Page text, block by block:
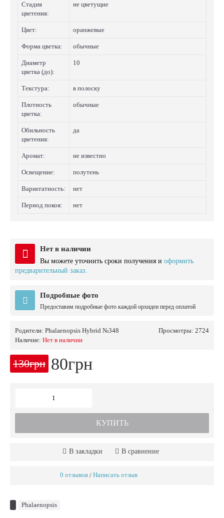
Стадия
цветения:
не цветущие
Цвет: оранжевые
Форма цветка: обычные
Диаметр
цветка (до):
10
Текстура: в полоску
Плотность
цветка:
обычные
Обильность
цветения:
да
Аромат: не известно
Освещение: полутень
Вариегатность: нет
Период покоя: нет
Нет в наличии
Вы можете уточнить сроки получения и оформить
предварительный заказ.
Подробные фото
Предоставим подробные фото каждой орхидеи перед оплатой
Просмотры: 2724
Родители: Phalaenopsis Hybrid №348
Наличие: Нет в наличии
130грн 80грн
КУПИТЬ
В закладки В сравнение
0 отзывов / Написать отзыв
Phalaenopsis